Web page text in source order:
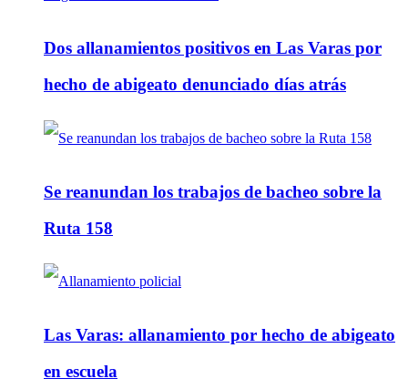
Dos allanamientos positivos en Las Varas por
hecho de abigeato denunciado días atrás
Se reanundan los trabajos de bacheo sobre la
Ruta 158
Las Varas: allanamiento por hecho de abigeato
en escuela